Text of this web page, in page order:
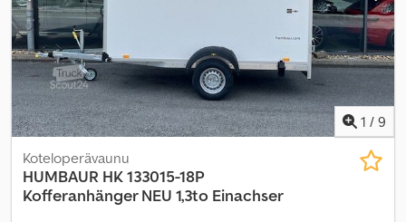
1 / 9
Koteloperävaunu
HUMBAUR HK 133015-18P
Kofferanhänger NEU 1,3to Einachser